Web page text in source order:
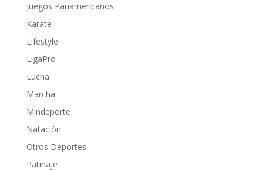
Juegos Panamericanos
Karate
Lifestyle
LigaPro
Lucha
Marcha
Mindeporte
Natación
Otros Deportes
Patinaje